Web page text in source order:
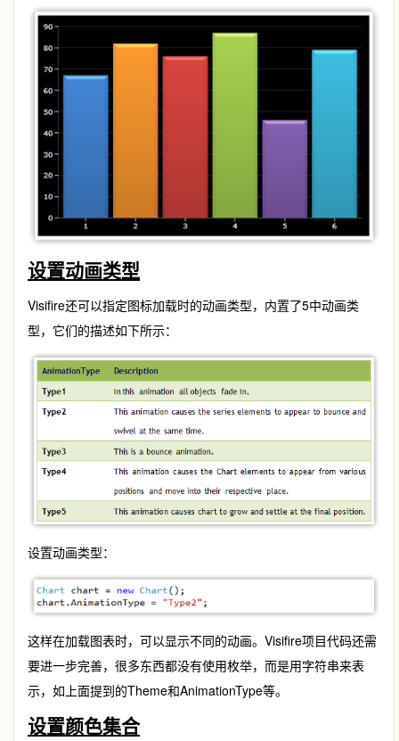
设置动画类型
Visifire还可以指定图标加载时的动画类型，内置了5中动画类
型，它们的描述如下所示：
设置动画类型：
这样在加载图表时，可以显示不同的动画。Visifire项目代码还需
要进一步完善，很多东西都没有使用枚举，而是用字符串来表
示，如上面提到的Theme和AnimationType等。
设置颜色集合